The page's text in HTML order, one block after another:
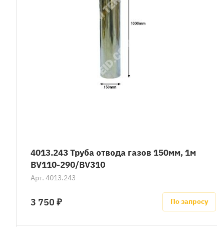
4013.243 Труба отвода газов 150мм, 1м
BV110-290/BV310
Арт. 4013.243
3 750 ₽ По запросу